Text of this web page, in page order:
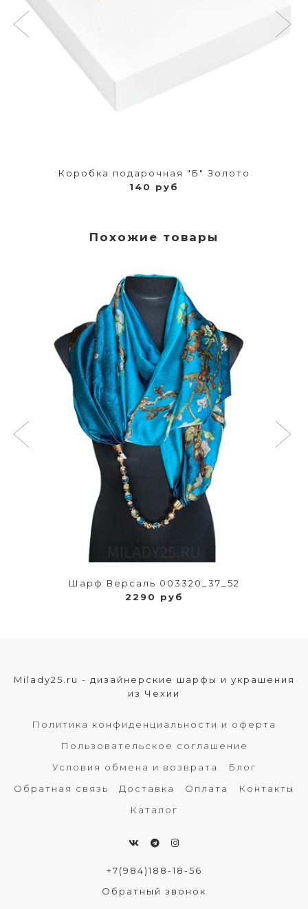
Коробка подарочная "Б" Золото
140 руб
Похожие товары
Шарф Версаль 003320_37_52
2290 руб
Milady25.ru - дизайнерские шарфы и украшения
из Чехии
Политика конфиденциальности и оферта
Пользовательское соглашение
Условия обмена и возврата
Блог
Обратная связь
Доставка Оплата
Контакты
Каталог
+7(984)188-18-56
Обратный звонок